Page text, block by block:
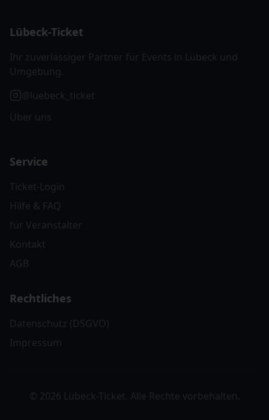
Lübeck-Ticket
Ihr zuverlässiger Partner für Events in Lübeck und
Umgebung.
@luebeck_ticket
Über uns
Service
Ticket-Login
Hilfe & FAQ
für Veranstalter
Kontakt
AGB
Rechtliches
Datenschutz (DSGVO)
Impressum
© 2026 Lübeck-Ticket. Alle Rechte vorbehalten.